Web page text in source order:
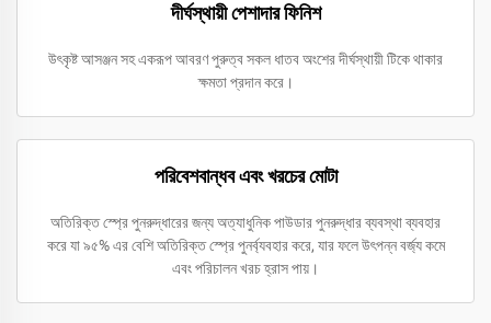
দীর্ঘস্থায়ী পেশাদার ফিনিশ
উৎকৃষ্ট আসঞ্জন সহ একরূপ আবরণ পুরুত্ব সকল ধাতব অংশের দীর্ঘস্থায়ী টিকে থাকার
ক্ষমতা প্রদান করে।
পরিবেশবান্ধব এবং খরচের মোটা
অতিরিক্ত স্প্রে পুনরুদ্ধারের জন্য অত্যাধুনিক পাউডার পুনরুদ্ধার ব্যবস্থা ব্যবহার
করে যা ৯৫% এর বেশি অতিরিক্ত স্প্রে পুনর্ব্যবহার করে, যার ফলে উৎপন্ন বর্জ্য কমে
এবং পরিচালন খরচ হ্রাস পায়।